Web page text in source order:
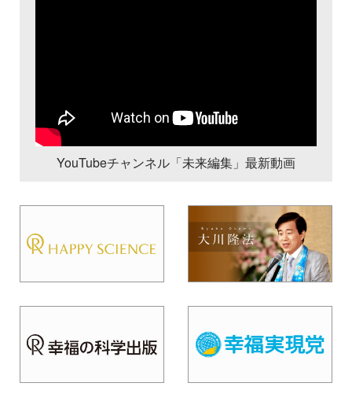
YouTubeチャンネル「未来編集」最新動画